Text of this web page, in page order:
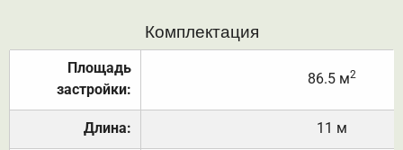
Комплектация
Площадь
застройки:
86.5 м2
Длина: 11 м